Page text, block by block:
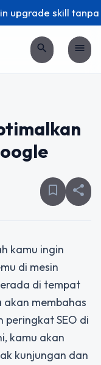
upgrade skill tanpa
search menu
bookmark_border share
kamu ingin
di mesin
di tempat
membahas
peringkat SEO di
kamu akan
kunjungan dan